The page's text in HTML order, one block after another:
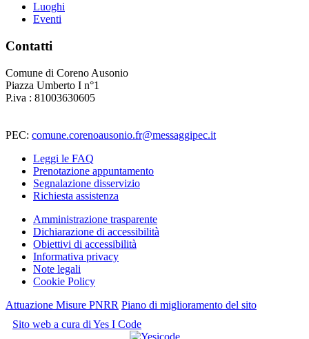
Luoghi
Eventi
Contatti
Comune di Coreno Ausonio
Piazza Umberto I n°1
P.iva : 81003630605
PEC: comune.corenoausonio.fr@messaggipec.it
Leggi le FAQ
Prenotazione appuntamento
Segnalazione disservizio
Richiesta assistenza
Amministrazione trasparente
Dichiarazione di accessibilità
Obiettivi di accessibilità
Informativa privacy
Note legali
Cookie Policy
Attuazione Misure PNRR Piano di miglioramento del sito
Sito web a cura di Yes I Code